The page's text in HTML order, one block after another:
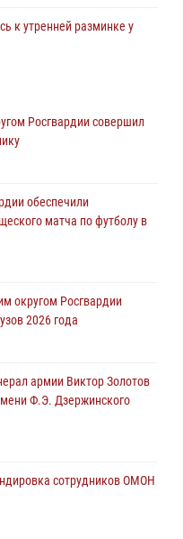
к утренней разминке у
провели турнир по
встретились с
Росгвардии совершил
обеспечили
матча по футболу в
округом Росгвардии
2026 года
армии Виктор Золотов
Ф.Э. Дзержинского
сотрудников ОМОН